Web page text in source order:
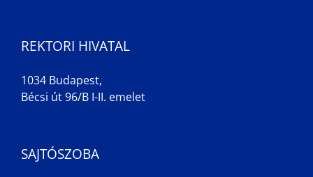
REKTORI HIVATAL
1034 Budapest,
Bécsi út 96/B I-II. emelet
SAJTÓSZOBA